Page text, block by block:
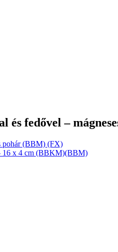
fedővel –
pohár (BBM) (FX)
16 x 4 cm (BBKM)(BBM)